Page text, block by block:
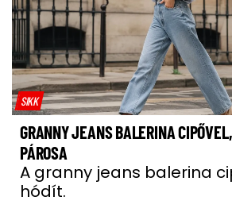
SIKK
GRANNY JEANS BALERINA
PÁROSA
A granny jeans balerina
hódít.